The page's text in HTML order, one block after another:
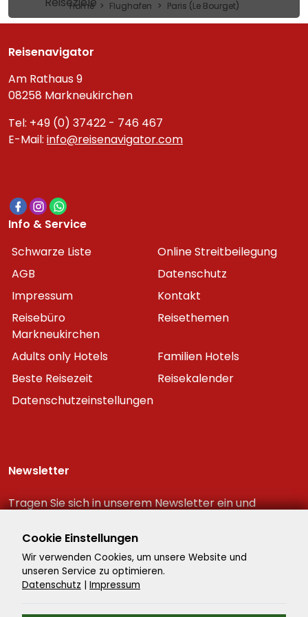
Home Flughafen Paris (Le Bourget)
Reisenavigator
Am Rathaus 9
08258 Markneukirchen
Tel: +49 (0) 37422 - 746 467
E-Mail: info@reisenavigator.com
Info & Service
Schwarze Liste
Online Streitbeilegung
AGB
Datenschutz
Impressum
Kontakt
Reisebüro
Markneukirchen
Reisethemen
Adults only Hotels
Familien Hotels
Beste Reisezeit
Reisekalender
Datenschutzeinstellungen
Newsletter
Tragen Sie sich in unserem Newsletter ein und
Reiseschnäppchen!
Cookie Einstellungen
Wir verwenden Cookies, um unsere Website und
unseren Service zu optimieren.
Datenschutz | Impressum